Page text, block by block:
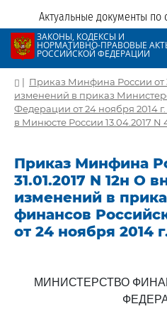
Актуальные документы по
ЗАКОНЫ, КОДЕКСЫ И
НОРМАТИВНО-ПРАВОВЫЕ
РОССИЙСКОЙ ФЕДЕРАЦИИ
| Приказ Минфина России от
изменений в приказ
Федерации от 24 ноября 2014
в Минюсте России 13.04.2017 N
Приказ Минфина
31.01.2017 N 12н О
изменений в
финансов
от 24 ноября 2014
МИНИСТЕРСТВО